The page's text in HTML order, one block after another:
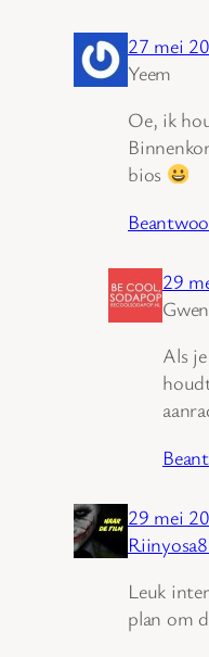
27 mei
Yeem
Oe, ik
bios
29
Gwen
Als
29 mei
Leuk
plan om